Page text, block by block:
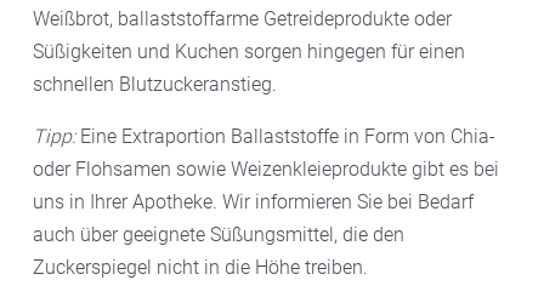
Weißbrot, ballaststoffarme Getreideprodukte oder
Süßigkeiten und Kuchen sorgen hingegen für einen
schnellen Blutzuckeranstieg.
Tipp:Eine Extraportion Ballaststoffe in Form von Chia-
oder Flohsamen sowie Weizenkleieprodukte gibt es bei
uns in Ihrer Apotheke. Wir informieren Sie bei Bedarf
auch über geeignete Süßungsmittel, die den
Zuckerspiegel nicht in die Höhe treiben.